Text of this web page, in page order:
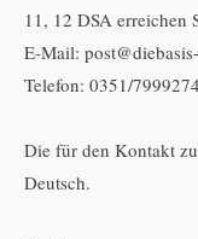
11, 12 DSA erreichen
E-Mail:
Telefon: 0351/
Die für den Kontakt
Deutsch.